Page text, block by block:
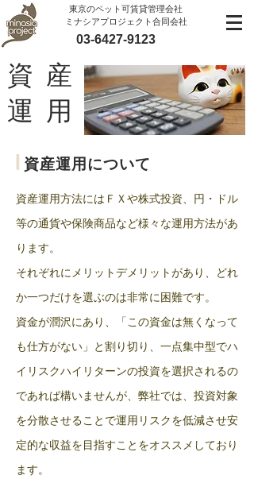
​東京のペット可賃貸管理会社
ミナシアプロジェクト合同会社
03-6427-9123
資 産
運 用
資産運用について
資産運用方法にはＦＸや株式投資、円・ドル
等の通貨や保険商品など様々な運用方法があ
ります。
それぞれにメリットデメリットがあり、どれ
か一つだけを選ぶのは非常に困難です。
資金が潤沢にあり、「この資金は無くなって
も仕方がない」と割り切り、一点集中型でハ
イリスクハイリターンの投資を選択されるの
であれば構いませんが、弊社では、投資対象
を分散させることで運用リスクを低減させ安
定的な収益を目指すことをオススメしており
ます。